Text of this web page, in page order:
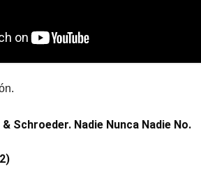
Schroeder. Nadie Nunca Nadie No.